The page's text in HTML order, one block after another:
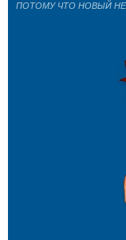
ПОТОМУ ЧТО НОВЫЙ НЕ